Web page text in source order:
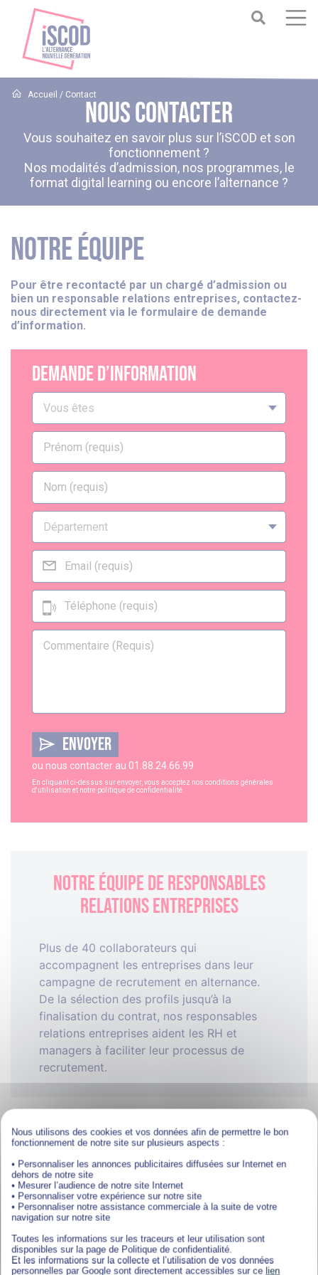
Accueil / Contact
NOUS CONTACTER
Vous souhaitez en savoir plus sur l’iSCOD et son
fonctionnement ?
Nos modalités d’admission, nos programmes, le
format digital learning ou encore l’alternance ?
NOTRE ÉQUIPE
Pour être recontacté par un chargé d’admission ou
bien un responsable relations entreprises, contactez-
nous directement via le formulaire de demande
d’information.
DEMANDE d’information
ENVOYER
ou nous contacter au 01.88.24.66.99
En cliquant ci-dessus sur envoyer, vous acceptez nos conditions générales
d'utilisation et notre politique de confidentialité.
Notre équipe de responsables
relations entreprises
Plus de 40 collaborateurs qui
accompagnent les entreprises dans leur
campagne de recrutement en alternance.
De la sélection des profils jusqu’à la
finalisation du contrat, nos responsables
relations entreprises aident les RH et
managers à faciliter leur processus de
recrutement.
Notre équipe de chargés
d’admission et de placement
Plus de 50 collaborateurs accompagnent
nos candidats dans la concrétisation de leur
projet d’alternance, allant du choix de la
Nous utilisons des cookies et vos données afin de permettre le bon
fonctionnement de notre site sur plusieurs aspects :
• Personnaliser les annonces publicitaires diffusées sur Internet en
dehors de notre site
• Mesurer l’audience de notre site Internet
• Personnaliser votre expérience sur notre site
• Personnaliser notre assistance commerciale à la suite de votre
navigation sur notre site
Toutes les informations sur les traceurs et leur utilisation sont
disponibles sur la page de Politique de confidentialité.
Et les informations sur la collecte et l’utilisation de vos données
personnelles par Google sont directement accessibles sur ce lien